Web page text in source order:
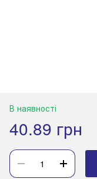
В наявності
40.89 грн